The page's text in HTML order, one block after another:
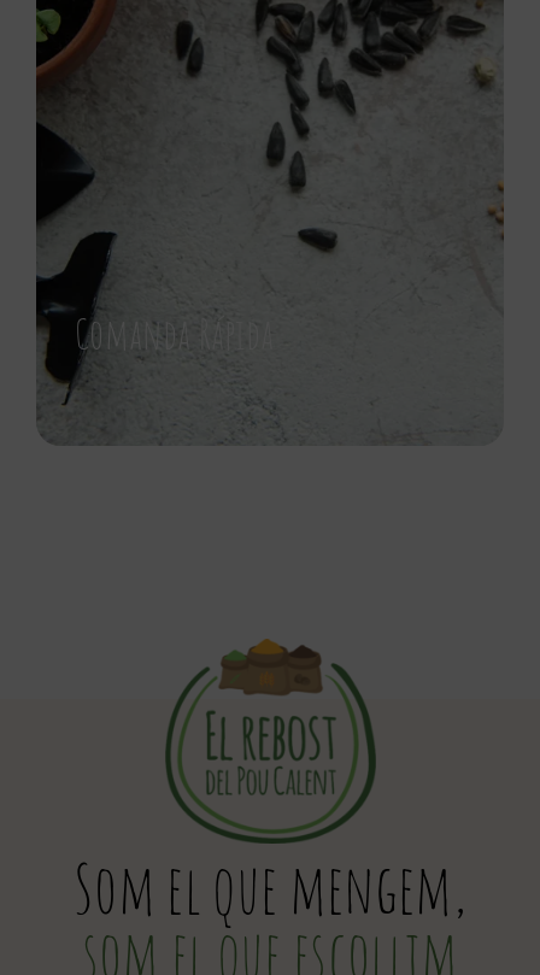
Comanda Rápida
Som el que mengem,
som el que escollim